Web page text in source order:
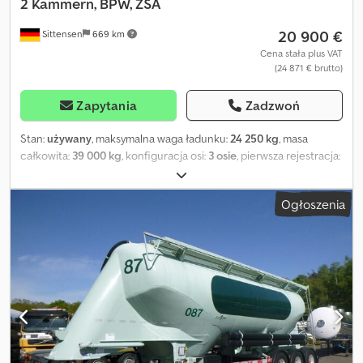
Sittensen 669 km 20 900 €
Cena stała plus VAT
(24 871 € brutto)
Zapytania Zadzwoń
Stan:używany, maksymalna waga ładunku: 24 250 kg, masa
całkowita: 39 000 kg , konfiguracja osi: 3 osie , pierwsza rejestracja:
, objętość przestrzeni ładunkowej:
szerokość:2 550 mm, całkowita wysokość:4 000 mm,
, Zabudowa silosu do materiałów sypkich ok. 39
komory, 2 x właz górny, zawory dennicowe, centralny wylot / tył, 4 x
skrzynka na węże, przyłącze do opróżniania sprężonym
powietrzem, manometr załadunkowy, pomost z pneumatycznie
składanym relingiem na zbiorniku, centralne smarowanie, boczna
osłona przeciwnajazdowa, podpory JOST, 1 x skrzynka
narzędziowa, ABS, oś BPW EcoPlus, 3. oś – oś skrętna, hamulce
tarczowe, felgi aluminiowe, zawieszenie pneumatyczne z
podnoszeniem i opuszczaniem, pojazd może posiadać oklejenie
Ogłoszenia